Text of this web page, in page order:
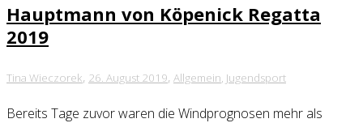
Hauptmann von Köpenick Regatta
2019
Tina Wieczorek, 26. August 2019, Allgemein, Jugendsport
Bereits Tage zuvor waren die Windprognosen mehr als